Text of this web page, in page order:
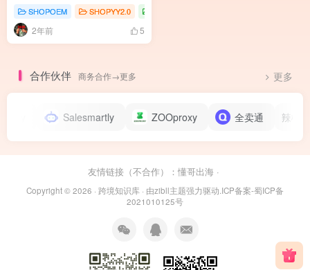
SHOPOEM SHOPYY2.0
2年前 5
合作伙伴 商务合作→更多 更多
Salesmartly ZOOproxy 全卖通 辣椒
友情链接（不合作）： 懂哥出海 ·
Copyright © 2026 · 跨境知识库 · 由zibll主题强力驱动.ICP备案-蜀ICP备
2021010125号